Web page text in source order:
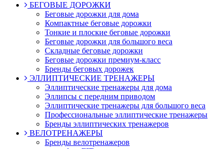
БЕГОВЫЕ ДОРОЖКИ
Беговые дорожки для дома
Компактные беговые дорожки
Тонкие и плоские беговые дорожки
Беговые дорожки для большого веса
Складные беговые дорожки
Беговые дорожки премиум-класс
Бренды беговых дорожек
ЭЛЛИПТИЧЕСКИЕ ТРЕНАЖЕРЫ
Эллиптические тренажеры для дома
Эллипсы с передним приводом
Эллиптические тренажеры для большого веса
Профессиональные эллиптические тренажеры
Бренды эллиптических тренажеров
ВЕЛОТРЕНАЖЕРЫ
Бренды велотренажеров